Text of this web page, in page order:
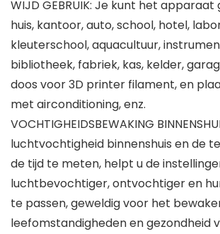
WIJD GEBRUIK: Je kunt het apparaat
huis, kantoor, auto, school, hotel,
kleuterschool, aquacultuur,
bibliotheek, fabriek, kas, kelder,
doos voor 3D printer filament, en
met airconditioning, enz.
VOCHTIGHEIDSBEWAKING
luchtvochtigheid binnenshuis en de
de tijd te meten, helpt u de
luchtbevochtiger, ontvochtiger en
te passen, geweldig voor het
leefomstandigheden en gezondheid